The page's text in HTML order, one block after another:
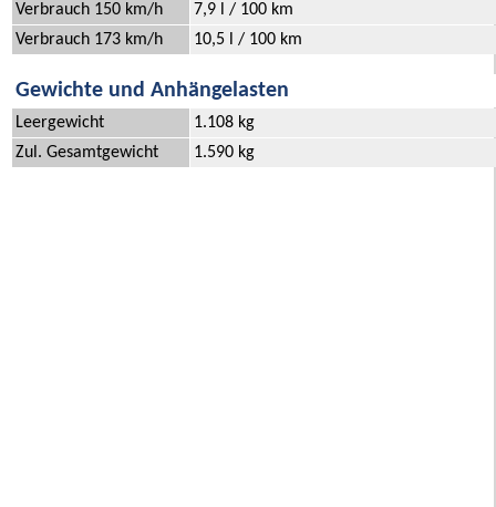
Verbrauch 150 km/h
7,9 l / 100 km
Verbrauch 173 km/h
10,5 l / 100 km
Gewichte und Anhängelasten
Leergewicht
1.108 kg
Zul. Gesamtgewicht
1.590 kg